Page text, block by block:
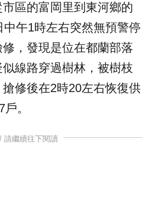
區的富岡里到東河鄉的
午1時左右突然無預警停
修，發現是位在都蘭部落
線路穿過樹林，被樹枝
修後在2時20左右恢復供
。
請繼續往下閱讀